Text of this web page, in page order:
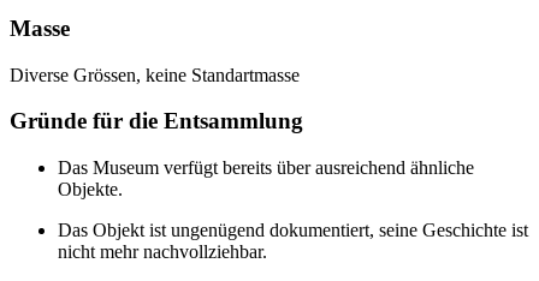
Masse
Diverse Grössen, keine Standartmasse
Gründe für die Entsammlung
Das Museum verfügt bereits über ausreichend ähnliche
Objekte.
Das Objekt ist ungenügend dokumentiert, seine Geschichte ist
nicht mehr nachvollziehbar.